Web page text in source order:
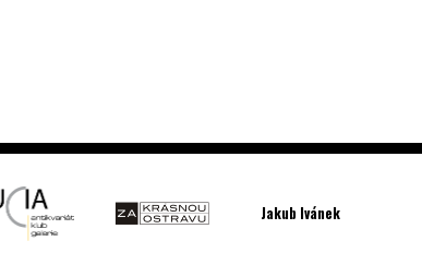
Jakub Ivánek